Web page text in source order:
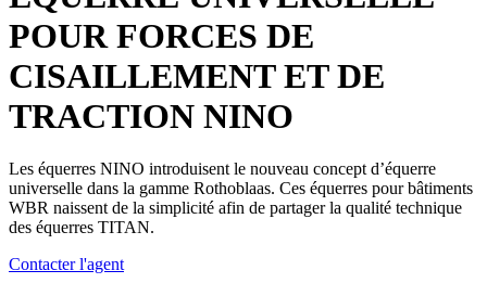
POUR FORCES DE
CISAILLEMENT ET DE
TRACTION NINO
Les équerres NINO introduisent le nouveau concept d’équerre
universelle dans la gamme Rothoblaas. Ces équerres pour bâtiments
WBR naissent de la simplicité afin de partager la qualité technique
des équerres TITAN.
Contacter l'agent